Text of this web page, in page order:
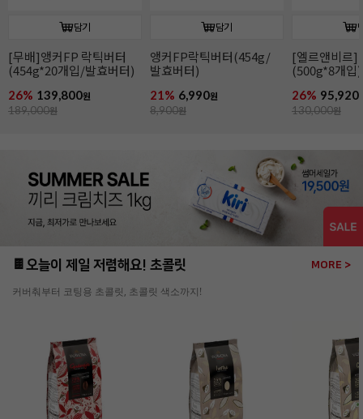
담기
[무배]앵커FP 락틱버터
(454g*20개입/발효버터)
26% 139,800원
189,000원
담기
앵커FP락틱버터(454g/
발효버터)
21% 6,990원
8,900원
[엘르앤비르]
(500g*8개입)
26% 95,920
130,000원
🍫오늘이 제일 저렴해요! 초콜릿 MORE >
커버춰부터 코팅용 초콜릿, 초콜릿 색소까지!